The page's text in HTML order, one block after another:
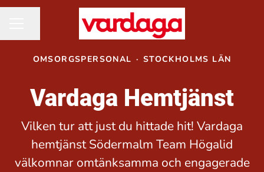
OMSORGSPERSONAL · STOCKHOLMS LÄN
Vardaga Hemtjänst
Vilken tur att just du hittade hit! Vardaga
hemtjänst Södermalm Team Högalid
välkomnar omtänksamma och engagerade